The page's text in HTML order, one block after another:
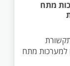
מתח
למערכות מתח